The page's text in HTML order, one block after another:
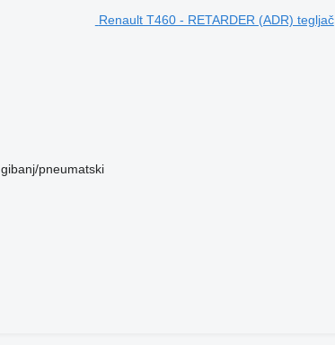
Renault T460 - RETARDER (ADR) tegljač
gibanj/pneumatski